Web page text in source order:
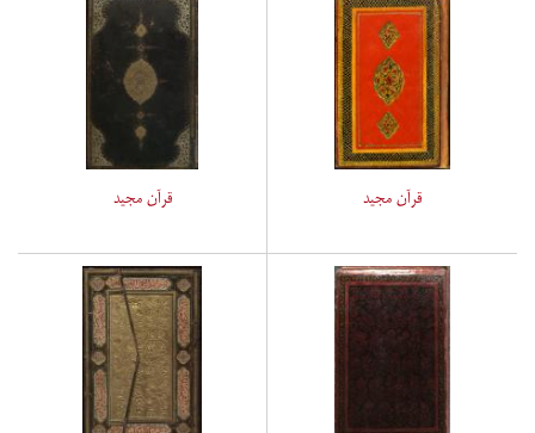
قرآن مجید قرآن مجید